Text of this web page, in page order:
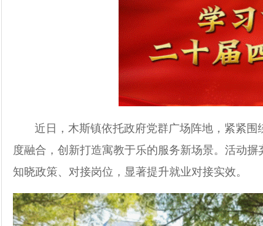
近日，木斯镇依托政府党群广场阵地，紧紧
度融合，创新打造寓教于乐的服务新场景。活动
知晓政策、对接岗位，显著提升就业对接实效。